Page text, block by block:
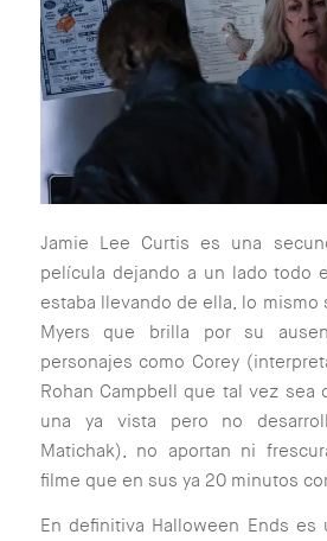
Jamie Lee Curtis es una
película dejando a un lado todo
estaba llevando de ella, lo mismo
Myers que brilla por su
personajes como Corey
Rohan Campbell que tal vez sea
una ya vista pero no
Matichak), no aportan ni
filme que en sus ya 20 minutos
En definitiva Halloween Ends